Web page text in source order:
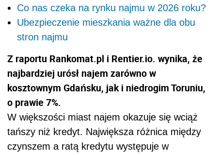
Co nas czeka na rynku najmu w 2026 roku?
Ubezpieczenie mieszkania ważne dla obu
stron najmu
Z raportu Rankomat.pl i Rentier.io. wynika, że
najbardziej urósł najem zarówno w
kosztownym Gdańsku, jak i niedrogim Toruniu,
o prawie 7%.
W większości miast najem okazuje się wciąż
tańszy niż kredyt. Największa różnica między
czynszem a ratą kredytu występuje w